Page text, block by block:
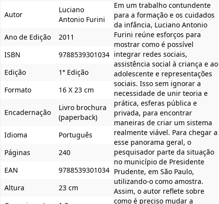
Autor
Luciano
Antonio Furini
Ano de Edição
2011
ISBN
9788539301034
Edição
1ª Edição
Formato
16 X 23 cm
Encadernação
Livro brochura
(paperback)
Idioma
Português
Páginas
240
EAN
9788539301034
Altura
23 cm
Em um trabalho contundente
para a formação e os cuidados
da infância, Luciano Antonio
Furini reúne esforços para
mostrar como é possível
integrar redes sociais,
assistência social à criança e ao
adolescente e representações
sociais. Isso sem ignorar a
necessidade de unir teoria e
prática, esferas pública e
privada, para encontrar
maneiras de criar um sistema
realmente viável. Para chegar a
esse panorama geral, o
pesquisador parte da situação
no município de Presidente
Prudente, em São Paulo,
utilizando-o como amostra.
Assim, o autor reflete sobre
como é preciso mudar a